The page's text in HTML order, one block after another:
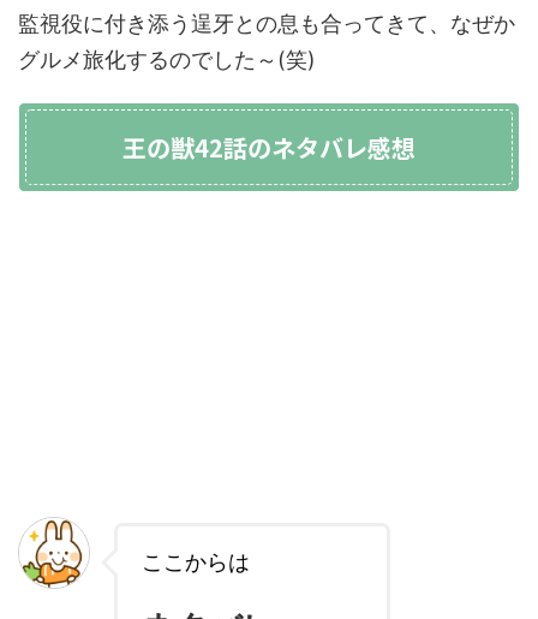
監視役に付き添う逞牙との息も合ってきて、なぜか
グルメ旅化するのでした～(笑)
王の獣42話のネタバレ感想
ここからは